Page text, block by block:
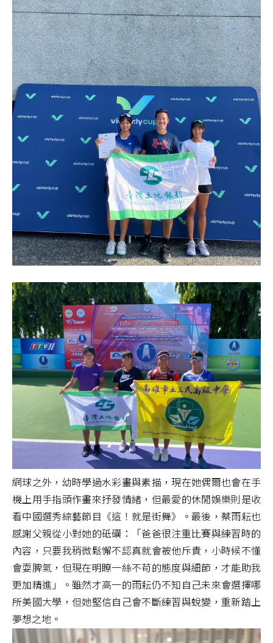
網球之外，幼時學過水彩畫與素描，現在她偶爾也會在手
機上用手指頭作畫來抒發情緒，但最愛的休閒娛樂則是收
看中國選秀綜藝節目《這！就是街舞》。最後，蔡雨耘也
感謝父親從小對她的砥礪：「爸爸很注重比賽與練習時的
內容，只要我稍微鬆懈不認真就會被他斥責，小時候不懂
會耍脾氣，但現在明瞭一絲不苟的態度與細節，才能助我
更加精進」。雖然才高一的雨耘仍不知自己未來會選擇哪
所美國大學，但她堅信自己會不斷練習與蛻變，重新踏上
夢想之地。